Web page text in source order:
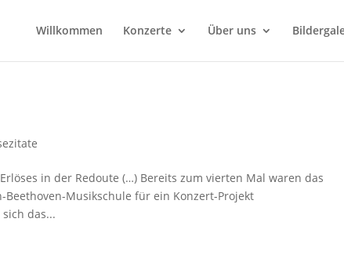
Willkommen Konzerte Über uns
in der Redoute (…) Bereits zum vierten Mal waren das
Musikschule für ein Konzert-Projekt
das...